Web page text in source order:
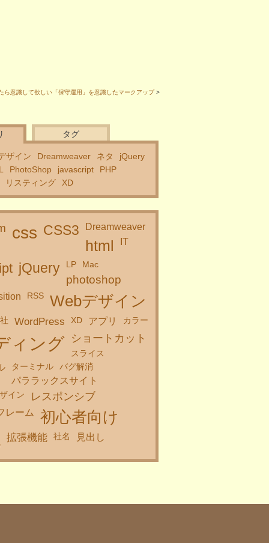
ら意識して欲しい「保守運用」を意識したマークアップ>
タグ
ザイン Dreamweaver ネタ
jQuery
PhotoShop javascript
PHP
リスティング XD
css CSS3 Dreamweaver
html IT
jQuery LP Mac
photoshop
RSS Webデザイン
WordPress XD アプリ カラー
ィング ショートカット
スライス
ターミナル バグ解消
パララックスサイト
イン レスポンシブ
レーム 初心者向け
拡張機能 社名 見出し